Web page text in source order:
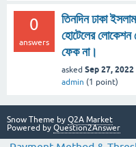
0
answers
তিনদিন ঢাকা
হোটেলের লোকেশন
ফেক না।
asked Sep 27, 2022
admin (1 point)
Snow Theme by Q2A Market
Powered by Question2Answer